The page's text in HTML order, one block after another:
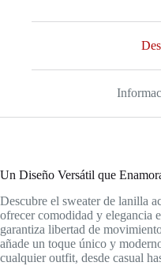
Un Diseño Versátil que
Descubre el sweater de lanilla
ofrecer comodidad y elegancia
garantiza libertad de
añade un toque único y
cualquier outfit, desde casual